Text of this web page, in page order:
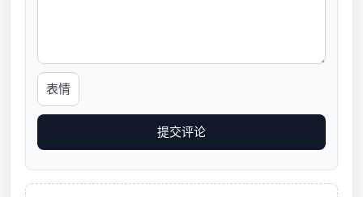
表情
提交评论